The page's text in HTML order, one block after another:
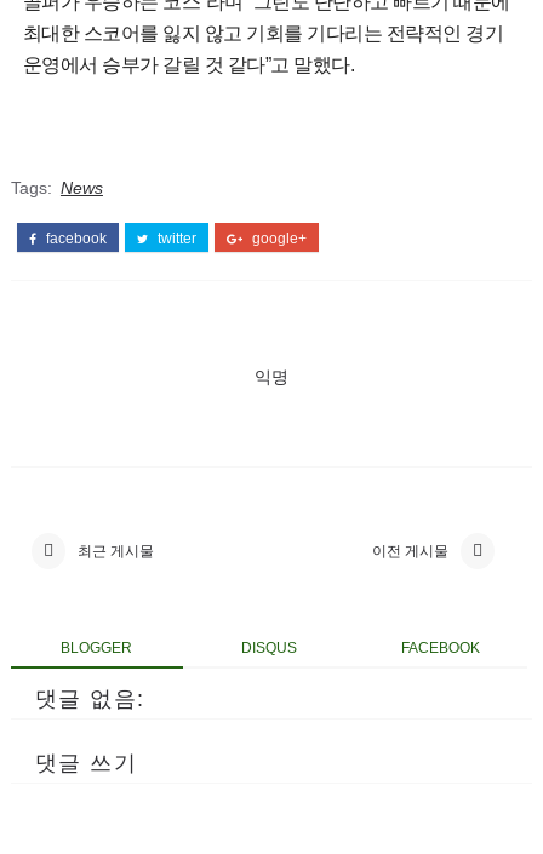
최대한 스코어를 잃지 않고 기회를 기다리는 전략적인 경기
운영에서 승부가 갈릴 것 같다”고 말했다.
Tags: News
facebook twitter google+
익명
최근 게시물 이전 게시물
BLOGGER DISQUS FACEBOOK
댓글 없음:
댓글 쓰기